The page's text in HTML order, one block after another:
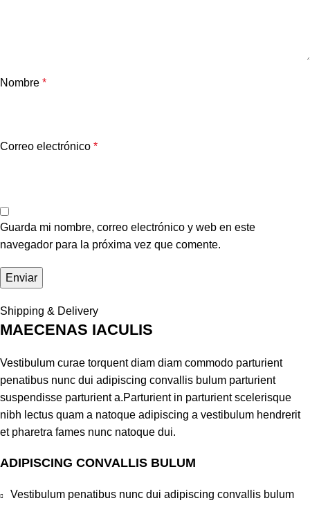
Nombre *
Correo electrónico *
Guarda mi nombre, correo electrónico y web en este
navegador para la próxima vez que comente.
Shipping & Delivery
MAECENAS IACULIS
Vestibulum curae torquent diam diam commodo parturient
penatibus nunc dui adipiscing convallis bulum parturient
suspendisse parturient a.Parturient in parturient scelerisque
nibh lectus quam a natoque adipiscing a vestibulum hendrerit
et pharetra fames nunc natoque dui.
ADIPISCING CONVALLIS BULUM
Vestibulum penatibus nunc dui adipiscing convallis bulum